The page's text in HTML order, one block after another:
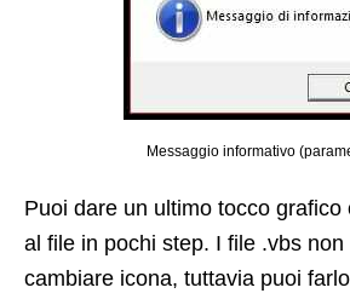
Messaggio informativo
Puoi dare un ultimo tocco grafico
al file in pochi step. I file .vbs non
cambiare icona, tuttavia puoi